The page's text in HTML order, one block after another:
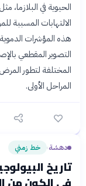
الحيوية في البلازما،
الالتهابات المسببة
هذه المؤشرات
التصوير المقطعي
المختلفة لتطور
المراحل الأولى.
دهشة› خط زمني
تاريخ